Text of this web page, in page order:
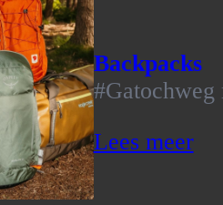
Backpacks
#Gatochweg
Lees meer